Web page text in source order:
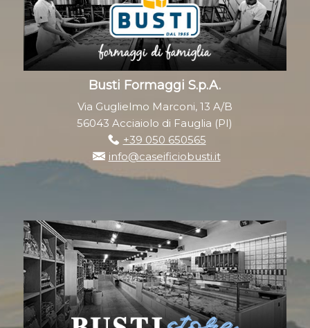
Busti Formaggi S.p.A.
Via Guglielmo Marconi, 13 A/B
56043 Acciaiolo di Fauglia (PI)
+39 050 650565
info@caseificiobusti.it